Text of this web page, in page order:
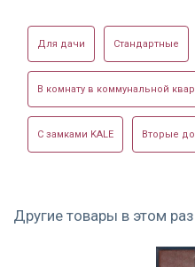
Для дачи Стандартные
В комнату в коммунальной
С замками KALE Вторые
Другие товары в этом